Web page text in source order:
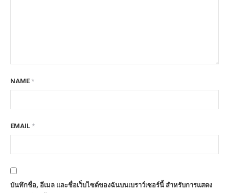
NAME *
EMAIL *
บันทึกชื่อ, อีเมล และชื่อเว็บไซต์ของฉันบนเบราว์เซอร์นี้ สำหรับการแสดง